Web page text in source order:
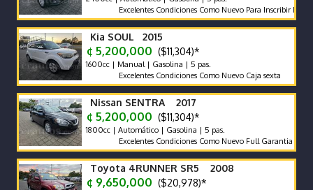
Excelentes Condiciones Como Nuevo Para Inscribir Precio de
Kia SOUL 2015
¢ 5,200,000 ($11,304)*
1600cc | Manual | Gasolina | 5 pas.
Excelentes Condiciones Como Nuevo Caja sexta
Nissan SENTRA 2017
¢ 5,200,000 ($11,304)*
1800cc | Automático | Gasolina | 5 pas.
Excelentes Condiciones Como Nuevo Full Garantia
Toyota 4RUNNER SR5 2008
¢ 9,650,000 ($20,978)*